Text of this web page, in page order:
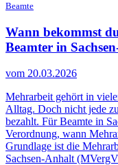
Beamte
Wann bekommst
Beamter in
vom 20.03.2026
Mehrarbeit gehört in
Alltag. Doch nicht jede
bezahlt. Für Beamte in
Verordnung, wann
Grundlage ist die
Sachsen-Anhalt